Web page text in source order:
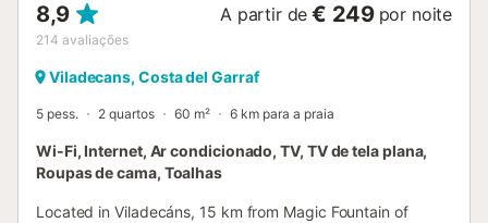
8,9
214 avaliações
A partir de € 249 por noite
Viladecans, Costa del Garraf
5 pess. 2 quartos 60 m² 6 km para a praia
Wi-Fi, Internet, Ar condicionado, TV, TV de tela plana,
Roupas de cama, Toalhas
Located in Viladecáns, 15 km from Magic Fountain of